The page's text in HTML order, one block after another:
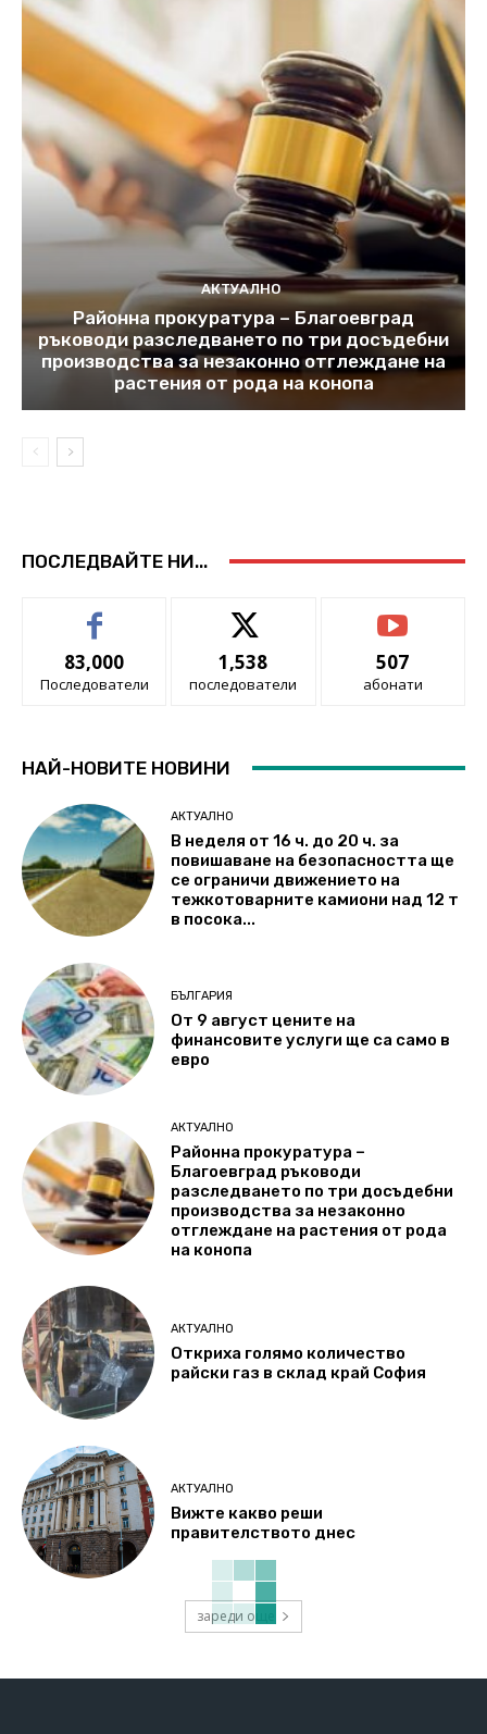
АКТУАЛНО
Районна прокуратура – Благоевград
ръководи разследването по три досъдебни
производства за незаконно отглеждане на
растения от рода на конопа
ПОСЛЕДВАЙТЕ НИ...
83,000
Последователи
1,538
последователи
507
абонати
НАЙ-НОВИТЕ НОВИНИ
АКТУАЛНО
В неделя от 16 ч. до 20 ч. за
повишаване на безопасността ще
се ограничи движението на
тежкотоварните камиони над 12 т
в посока...
БЪЛГАРИЯ
От 9 август цените на
финансовите услуги ще са само в
евро
АКТУАЛНО
Районна прокуратура –
Благоевград ръководи
разследването по три досъдебни
производства за незаконно
отглеждане на растения от рода
на конопа
АКТУАЛНО
Откриха голямо количество
райски газ в склад край София
АКТУАЛНО
Вижте какво реши
правителството днес
зареди още